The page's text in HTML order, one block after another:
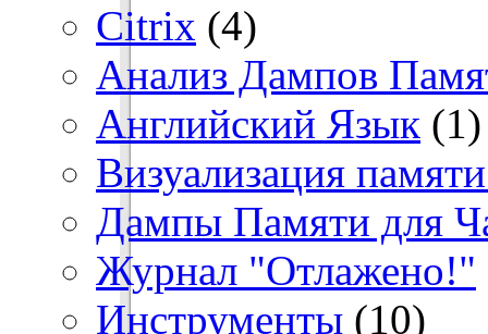
Citrix (4)
Анализ Дампов
Английский Язык (1)
Визуализация
Дампы Памяти для
Журнал "Отлажено!"
Инструменты (10)